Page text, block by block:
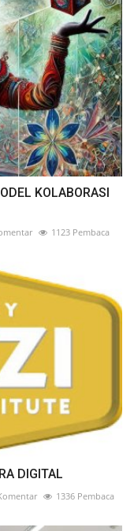
KOLABORASI
1123 Pembaca
DIGITAL
1336 Pembaca